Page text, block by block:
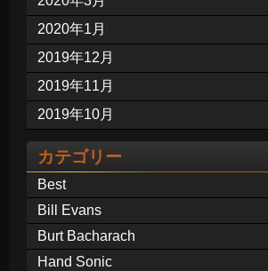
2020年1月
2019年12月
2019年11月
2019年10月
カテゴリー
Best
Bill Evans
Burt Bacharach
Hand Sonic